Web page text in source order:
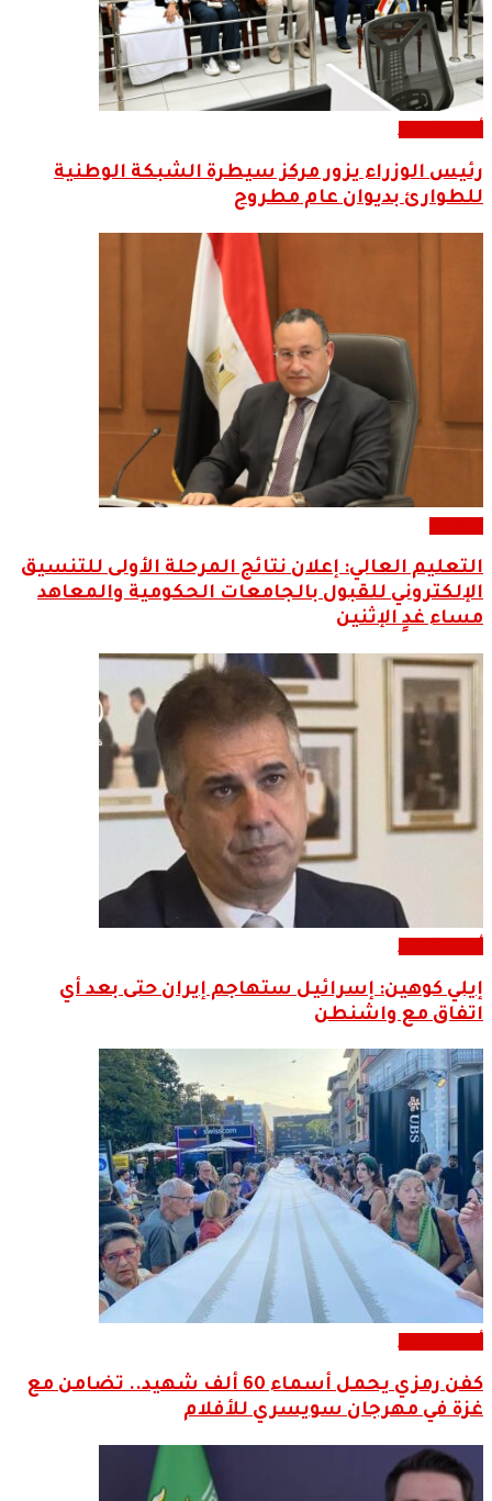
رئيس الوزراء يزور مركز سيطرة الشبكة الوطنية
للطوارئ بديوان عام مطروح
التعليم العالي: إعلان نتائج المرحلة الأولى للتنسيق
الإلكتروني للقبول بالجامعات الحكومية والمعاهد
مساء غدٍ الإثنين
إيلي كوهين: إسرائيل ستهاجم إيران حتى بعد أي
اتفاق مع واشنطن
كفن رمزي يحمل أسماء 60 ألف شهيد.. تضامن مع
غزة في مهرجان سويسري للأفلام